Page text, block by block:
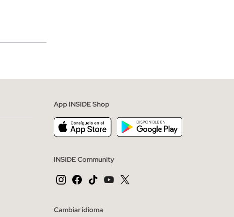
App INSIDE Shop
INSIDE Community
Cambiar idioma